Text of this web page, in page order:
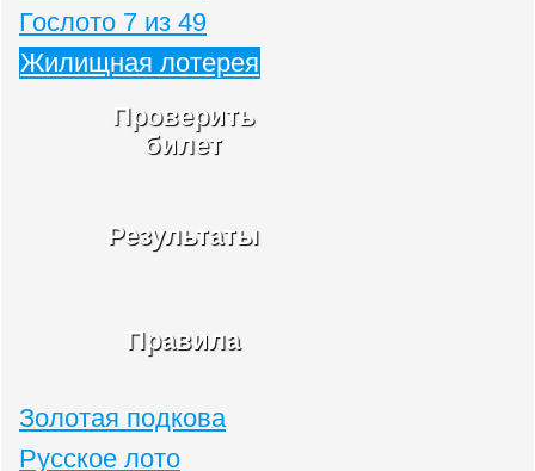
Гослото 7 из 49
Жилищная лотерея
Проверить
билет
Результаты
Правила
Золотая подкова
Русское лото